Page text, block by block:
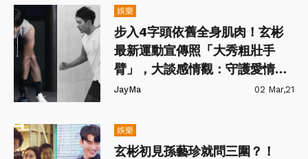
娛樂
步入4字頭依舊全身肌肉！玄彬
最新運動宣傳照「大秀粗壯手
臂」，大談感情觀：守護愛情並
不容易
JayMa 02 Mar,21
娛樂
玄彬初見孫藝珍就問三圍？！